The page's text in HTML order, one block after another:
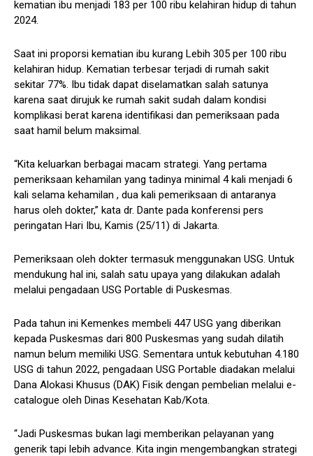
kematian ibu menjadi 183 per 100 ribu kelahiran hidup di tahun
2024.
Saat ini proporsi kematian ibu kurang Lebih 305 per 100 ribu
kelahiran hidup. Kematian terbesar terjadi di rumah sakit
sekitar 77%. Ibu tidak dapat diselamatkan salah satunya
karena saat dirujuk ke rumah sakit sudah dalam kondisi
komplikasi berat karena identifikasi dan pemeriksaan pada
saat hamil belum maksimal.
“Kita keluarkan berbagai macam strategi. Yang pertama
pemeriksaan kehamilan yang tadinya minimal 4 kali menjadi 6
kali selama kehamilan , dua kali pemeriksaan di antaranya
harus oleh dokter,” kata dr. Dante pada konferensi pers
peringatan Hari Ibu, Kamis (25/11) di Jakarta.
Pemeriksaan oleh dokter termasuk menggunakan USG. Untuk
mendukung hal ini, salah satu upaya yang dilakukan adalah
melalui pengadaan USG Portable di Puskesmas.
Pada tahun ini Kemenkes membeli 447 USG yang diberikan
kepada Puskesmas dari 800 Puskesmas yang sudah dilatih
namun belum memiliki USG. Sementara untuk kebutuhan 4.180
USG di tahun 2022, pengadaan USG Portable diadakan melalui
Dana Alokasi Khusus (DAK) Fisik dengan pembelian melalui e-
catalogue oleh Dinas Kesehatan Kab/Kota.
“Jadi Puskesmas bukan lagi memberikan pelayanan yang
generik tapi lebih advance. Kita ingin mengembangkan strategi